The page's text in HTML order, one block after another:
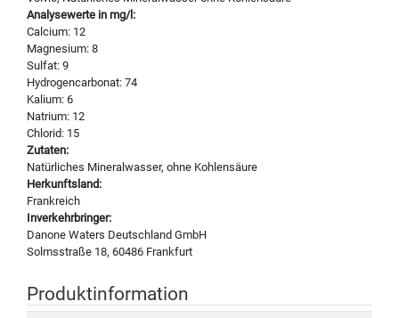
Analysewerte in mg/l:
Calcium: 12
Magnesium: 8
Sulfat: 9
Hydrogencarbonat: 74
Kalium: 6
Natrium: 12
Chlorid: 15
Zutaten:
Natürliches Mineralwasser, ohne Kohlensäure
Herkunftsland:
Frankreich
Inverkehrbringer:
Danone Waters Deutschland GmbH
Solmsstraße 18, 60486 Frankfurt
Produktinformation